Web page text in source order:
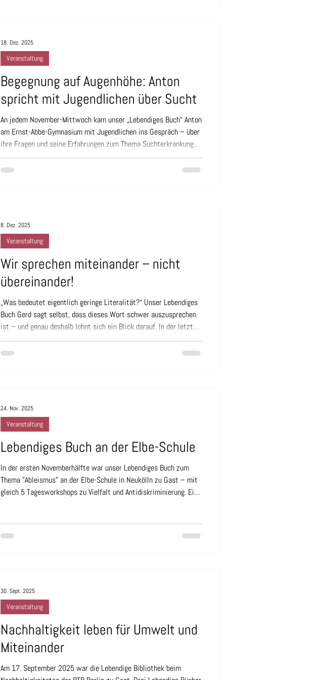
Begegnung auf Augenhöhe: Anton
spricht mit Jugendlichen über Sucht
An jedem November-Mittwoch kam unser „Lebendiges Buch“ Anton
am Ernst-Abbe-Gymnasium mit Jugendlichen ins Gespräch – über
ihre Fragen und seine Erfahrungen zum Thema Suchterkrankungen.
Als Warm-Up drückten die Jugendlichen ihre persönliche Meinung
zu Aussagen wie „Haie sind gefährlich“ oder "Nilpferde sind
Veranstaltung
18. Dez. 2025
Wir sprechen miteinander – nicht
übereinander!
„Was bedeutet eigentlich geringe Literalität?“ Unser Lebendiges
Buch Gerd sagt selbst, dass dieses Wort schwer auszusprechen
ist – und genau deshalb lohnt sich ein Blick darauf. In der letzten
Novemberwoche regte sein Thema viele Schüler:innen zum
Nachdenken an. Die Lebendige Bibliothek war auch an der Schule
Veranstaltung
8. Dez. 2025
Lebendiges Buch an der Elbe-Schule
In der ersten Novemberhälfte war unser Lebendiges Buch zum
Thema "Ableismus" an der Elbe-Schule in Neukölln zu Gast – mit
gleich 5 Tagesworkshops zu Vielfalt und Antidiskriminierung. Eine
Partnerschaft für Demokratie Neukölln konnte die Lebendige
Veranstaltung
24. Nov. 2025
Nachhaltigkeit leben für Umwelt und
Miteinander
Am 17. September 2025 war die Lebendige Bibliothek beim
Veranstaltung
30. Sept. 2025